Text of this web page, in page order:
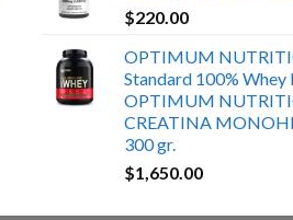
$220.00
OPTIMUM
Standard 100% Whey
OPTIMUM
CREATINA
300 gr.
$1,650.00